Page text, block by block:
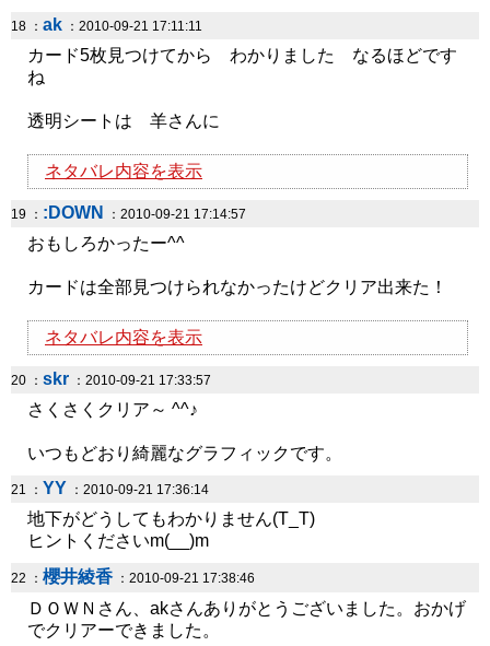
18 ： ak ：2010-09-21 17:11:11
カード5枚見つけてから わかりました なるほどです
ね
透明シートは 羊さんに
ネタバレ内容を表示
19 ： :DOWN ：2010-09-21 17:14:57
おもしろかったー^^
カードは全部見つけられなかったけどクリア出来た！
ネタバレ内容を表示
20 ： skr ：2010-09-21 17:33:57
さくさくクリア～ ^^♪
いつもどおり綺麗なグラフィックです。
21 ： YY ：2010-09-21 17:36:14
地下がどうしてもわかりません(T_T)
ヒントくださいm(__)m
22 ： 櫻井綾香 ：2010-09-21 17:38:46
ＤＯＷＮさん、akさんありがとうございました。おかげ
でクリアーできました。